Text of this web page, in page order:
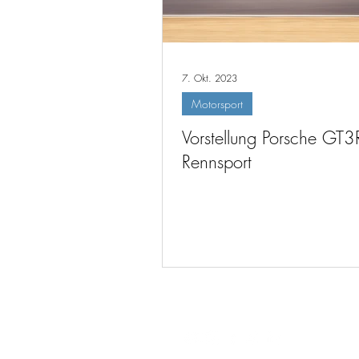
Vorstellung Porsche
Rennsport
Motorsport
7. Okt. 2023